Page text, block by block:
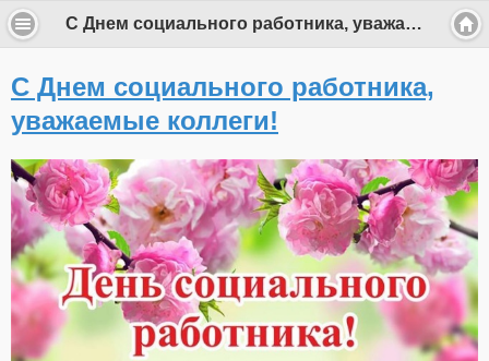
С Днем социального работника, уважаемые коллеги!
С Днем социального работника,
уважаемые коллеги!